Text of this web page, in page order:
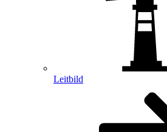
Leitbild